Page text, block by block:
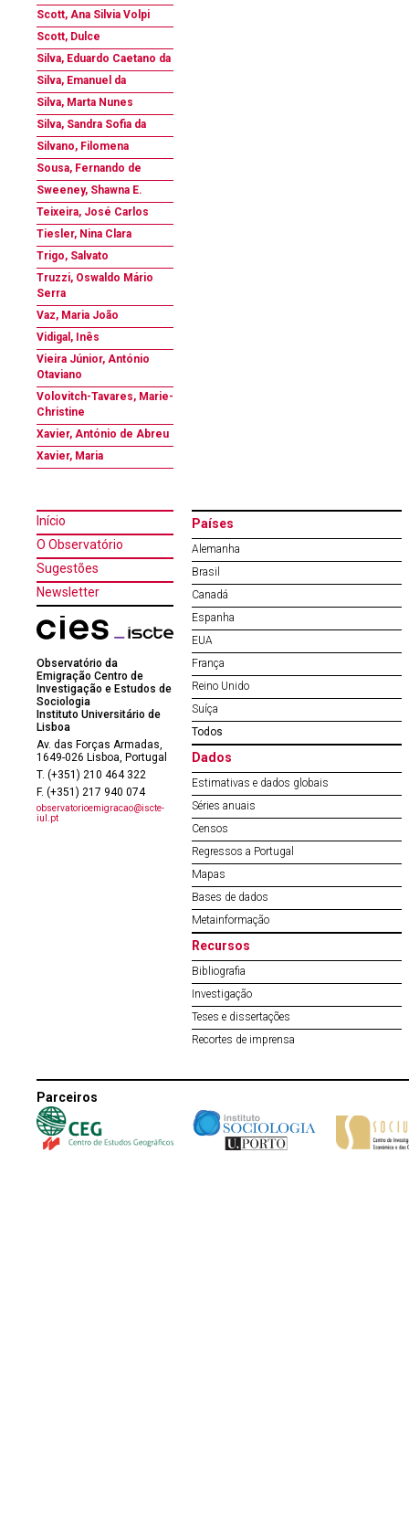
Scott, Ana Silvia Volpi
Scott, Dulce
Silva, Eduardo Caetano da
Silva, Emanuel da
Silva, Marta Nunes
Silva, Sandra Sofia da
Silvano, Filomena
Sousa, Fernando de
Sweeney, Shawna E.
Teixeira, José Carlos
Tiesler, Nina Clara
Trigo, Salvato
Truzzi, Oswaldo Mário
Serra
Vaz, Maria João
Vidigal, Inês
Vieira Júnior, António
Otaviano
Volovitch-Tavares, Marie-
Christine
Xavier, António de Abreu
Xavier, Maria
Início
O Observatório
Sugestões
Newsletter
Observatório da
Emigração Centro de
Investigação e Estudos de
Sociologia
Instituto Universitário de
Lisboa
Av. das Forças Armadas,
1649-026 Lisboa, Portugal
T. (+351) 210 464 322
F. (+351) 217 940 074
observatorioemigracao@iscte-
iul.pt
Países
Alemanha
Brasil
Canadá
Espanha
EUA
França
Reino Unido
Suíça
Todos
Dados
Estimativas e dados globais
Séries anuais
Censos
Regressos a Portugal
Mapas
Bases de dados
Metainformação
Recursos
Bibliografia
Investigação
Teses e dissertações
Recortes de imprensa
Parceiros